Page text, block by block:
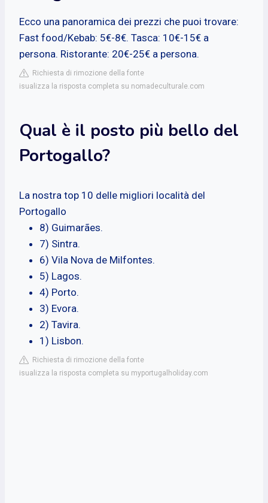
Ecco una panoramica dei prezzi che puoi trovare:
Fast food/Kebab: 5€-8€. Tasca: 10€-15€ a
persona. Ristorante: 20€-25€ a persona.
Richiesta di rimozione della fonte
isualizza la risposta completa su nomadeculturale.com
Qual è il posto più bello del
Portogallo?
La nostra top 10 delle migliori località del
Portogallo
8) Guimarães.
7) Sintra.
6) Vila Nova de Milfontes.
5) Lagos.
4) Porto.
3) Evora.
2) Tavira.
1) Lisbon.
Richiesta di rimozione della fonte
isualizza la risposta completa su myportugalholiday.com